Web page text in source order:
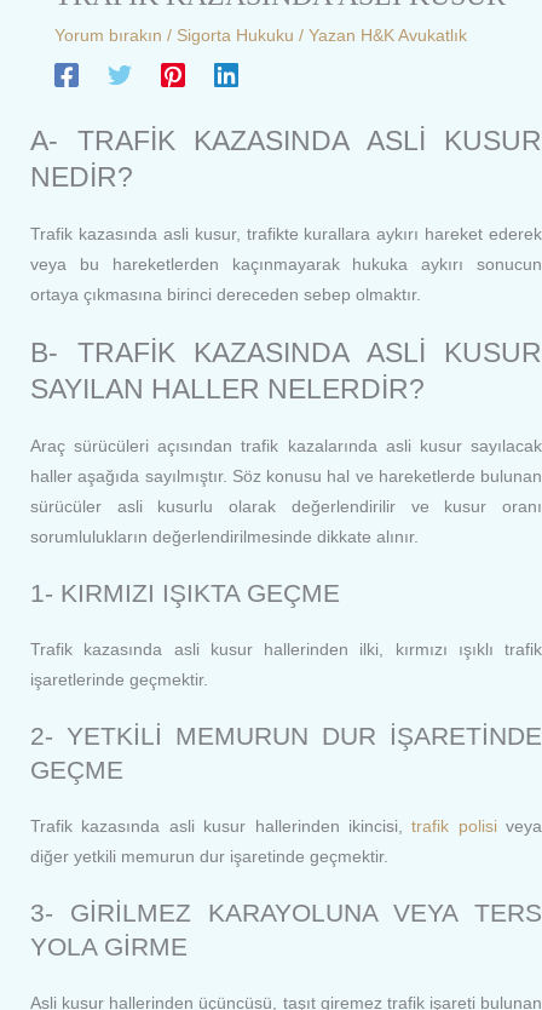
Yorum bırakın / Sigorta Hukuku / Yazan H&K Avukatlık
A- TRAFİK KAZASINDA ASLİ KUSUR
NEDİR?
Trafik kazasında asli kusur, trafikte kurallara aykırı hareket ederek
veya bu hareketlerden kaçınmayarak hukuka aykırı sonucun
ortaya çıkmasına birinci dereceden sebep olmaktır.
B- TRAFİK KAZASINDA ASLİ KUSUR
SAYILAN HALLER NELERDİR?
Araç sürücüleri açısından trafik kazalarında asli kusur sayılacak
haller aşağıda sayılmıştır. Söz konusu hal ve hareketlerde bulunan
sürücüler asli kusurlu olarak değerlendirilir ve kusur oranı
sorumlulukların değerlendirilmesinde dikkate alınır.
1- KIRMIZI IŞIKTA GEÇME
Trafik kazasında asli kusur hallerinden ilki, kırmızı ışıklı trafik
işaretlerinde geçmektir.
2- YETKİLİ MEMURUN DUR İŞARETİNDE
GEÇME
Trafik kazasında asli kusur hallerinden ikincisi,trafik polisiveya
diğer yetkili memurun dur işaretinde geçmektir.
3- GİRİLMEZ KARAYOLUNA VEYA TERS
YOLA GİRME
Asli kusur hallerinden üçüncüsü, taşıt giremez trafik işareti bulunan